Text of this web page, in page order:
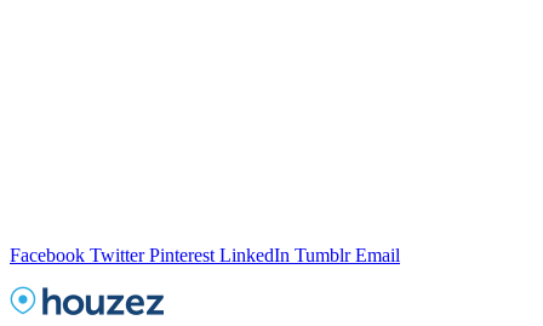
Facebook Twitter Pinterest LinkedIn Tumblr Email